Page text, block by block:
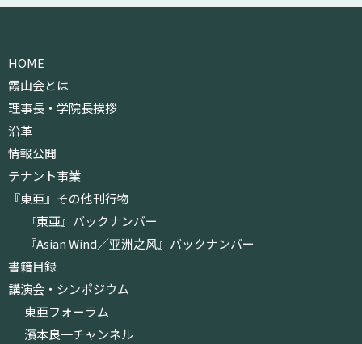
HOME
霞山会とは
理事長・学院長挨拶
沿革
情報公開
テナント事業
『東亜』その他刊行物
『東亜』バックナンバー
『Asian Wind／亚洲之风』バックナンバー
書籍目録
講演会・シンポジウム
東亜フォーラム
濱本良一チャンネル